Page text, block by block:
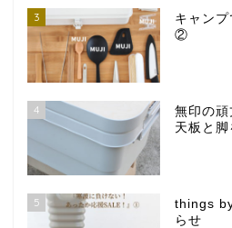
3
キャン
②
4
無印の頑
天板と脚
5
things
らせ